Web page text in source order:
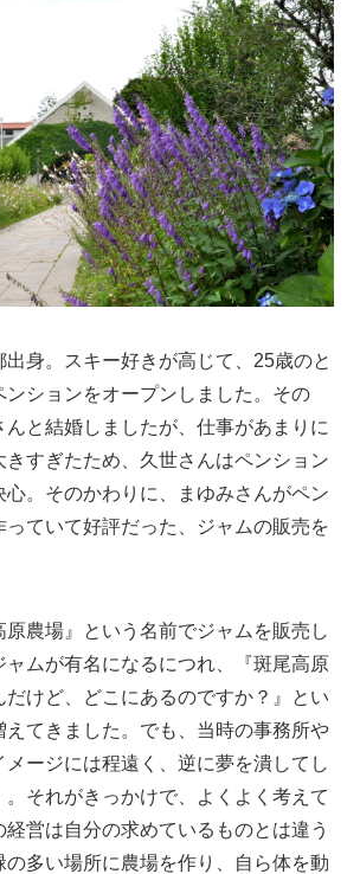
出身。スキー好きが高じて、25歳のと
ンションをオープンしました。その
んと結婚しましたが、仕事があまりに
きすぎたため、久世さんはペンション
心。そのかわりに、まゆみさんがペン
っていて好評だった、ジャムの販売を
原農場』という名前でジャムを販売し
ャムが有名になるにつれ、『斑尾高原
だけど、どこにあるのですか？』とい
えてきました。でも、当時の事務所や
メージには程遠く、逆に夢を潰してし
。それがきっかけで、よくよく考えて
営は自分の求めているものとは違う
の多い場所に農場を作り、自ら体を動